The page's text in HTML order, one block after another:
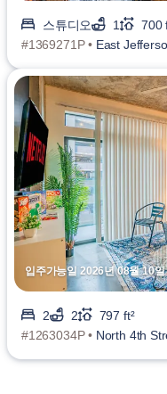
스튜디오 1
700
#1369271P • East
입주가능일 2026년 08월 10일
2 2
797 ft²
#1263034P • North 4th